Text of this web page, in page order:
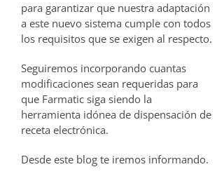
para garantizar que nuestra adaptación
a este nuevo sistema cumple con todos
los requisitos que se exigen al respecto.
Seguiremos incorporando cuantas
modificaciones sean requeridas para
que Farmatic siga siendo la
herramienta idónea de dispensación de
receta electrónica.
Desde este blog te iremos informando.